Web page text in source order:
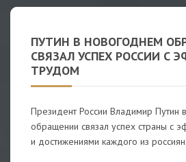
ПУТИН В НОВОГОДНЕМ
СВЯЗАЛ УСПЕХ РОССИИ С
ТРУДОМ
Президент России Владимир Путин
обращении связал успех страны с
и достижениями каждого из россиян.